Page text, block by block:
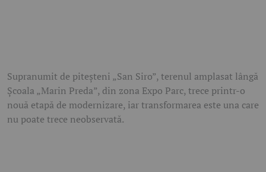
Supranumit de piteșteni „San Siro”, terenul amplasat lângă
Școala „Marin Preda”, din zona Expo Parc, trece printr-o
nouă etapă de modernizare, iar transformarea este una care
nu poate trece neobservată.